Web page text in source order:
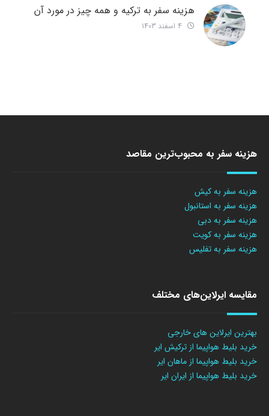
هزینه سفر به ترکیه و همه چیز در مورد آن
هزینه سفر به محبوب‌ترین مقاصد
هزینه سفر به کیش
هزینه سفر به استانبول
هزینه سفر به دبی
هزینه سفر به کویت
هزینه سفر به تفلیس
مقایسه ایرلاین‌های مختلف
بهترین ایرلاین های خارجی
خرید بلیط هواپیما از ترکیش ایر
خرید بلیط هواپیما از ماهان ایر
خرید بلیط هواپیما از ایران ایر